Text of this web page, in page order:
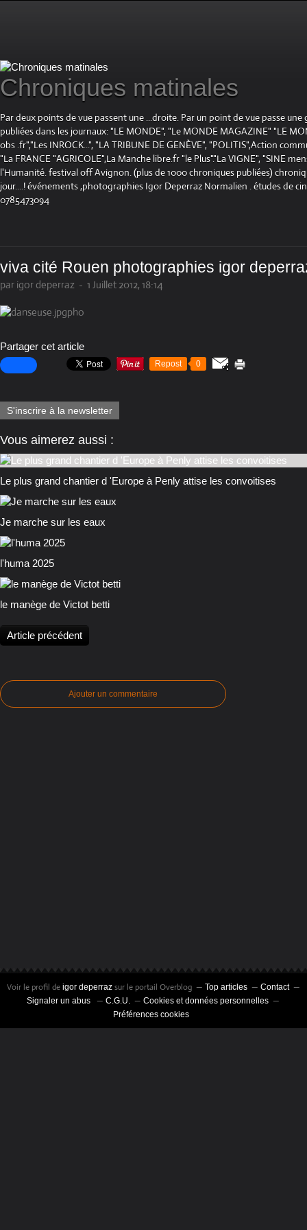
Chroniques matinales
Par deux points de vue passent une ...droite. Par un point de vue passe
publiées dans les journaux: "LE MONDE", "Le MONDE MAGAZINE" "LE
obs .fr","Les INROCK...", "LA TRIBUNE DE GENÈVE", "POLITIS",Action
"La FRANCE "AGRICOLE",La Manche libre.fr "le Plus"."La VIGNE", "SINE
l'Humanité. festival off Avignon. (plus de 1000 chroniques publiées)
jour....! événements ,photographies Igor Deperraz Normalien . études de
0785473094
viva cité Rouen photographies igor
par igor deperraz - 1 Juillet 2012, 18:14
pho
Partager cet article
Repost 0
S'inscrire à la newsletter
Vous aimerez aussi :
Le plus grand chantier d 'Europe à Penly attise les convoitises
Je marche sur les eaux
l'huma 2025
le manège de Victot betti
Article précédent
Ajouter un commentaire
Voir le profil de igor deperraz sur le portail Overblog Top articles
Contact
Signaler un abus
C.G.U.
Cookies et données personnelles
Préférences cookies